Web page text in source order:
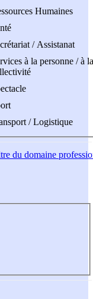
Humaines
/ Assistanat
à la personne / à la
/ Logistique
du domaine